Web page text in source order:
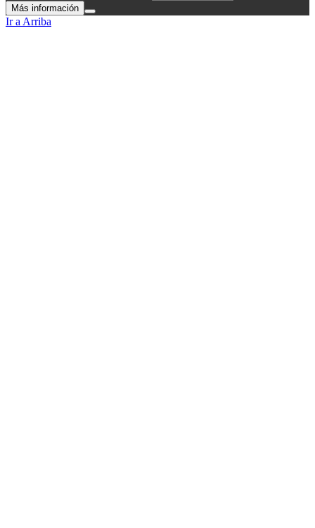
Más información
Ir a Arriba